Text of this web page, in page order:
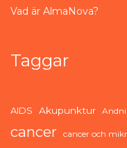
Vad är AlmaNova?
Taggar
AIDS Akupunktur
cancer cancer och